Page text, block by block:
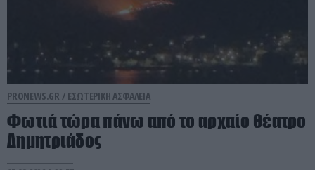
PRONEWS.GR / ΕΣΩΤΕΡΙΚΗ ΑΣΦΑΛΕΙΑ
Φωτιά τώρα πάνω από το αρχαίο θέατρο
Δημητριάδος